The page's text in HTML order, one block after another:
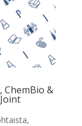
ChemBio &
,